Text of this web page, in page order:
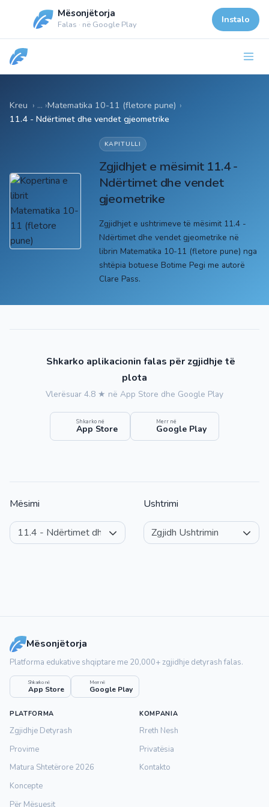
Mësonjëtorja
Falas · në Google Play Instalo
Kreu Matematika 10-11 (fletore pune) ›
11.4 - Ndërtimet dhe vendet gjeometrike
KAPITULLI
Zgjidhjet e mësimit 11.4 -
Ndërtimet dhe vendet
gjeometrike
Zgjidhjet e ushtrimeve të mësimit 11.4 -
Ndërtimet dhe vendet gjeometrike në
librin Matematika 10-11 (fletore pune) nga
shtëpia botuese Botime Pegi me autorë
Clare Pass.
Shkarko aplikacionin falas për zgjidhje të
plota
Vlerësuar 4.8 ★ në App Store dhe Google Play
Shkarko në
App Store
Merr në
Google Play
Mësimi Ushtrimi
Mësonjëtorja
Platforma edukative shqiptare me 20,000+ zgjidhje detyrash falas.
Shkarko në
App Store
Merr në
Google Play
PLATFORMA
Zgjidhje Detyrash
Provime
Matura Shtetërore 2026
Koncepte
Për Mësuesit
KOMPANIA
Rreth Nesh
Privatësia
Kontakto